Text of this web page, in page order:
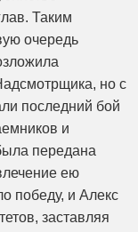
Таким
очередь
но с
последний бой
и
передана
ею
победу, и Алекс
заставляя